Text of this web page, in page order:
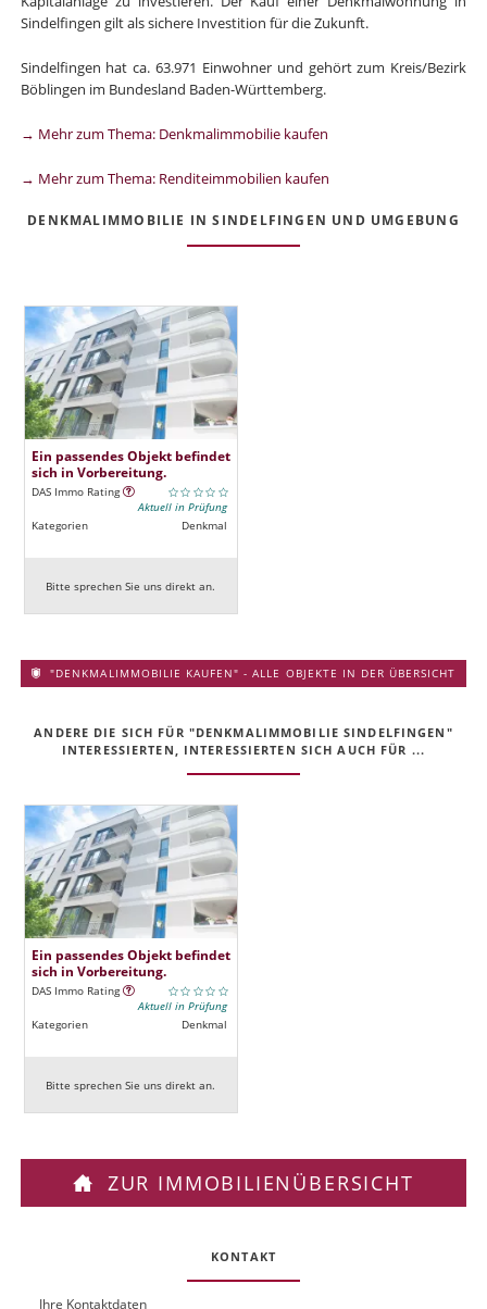
Sindelfingen gilt als sichere Investition für die Zukunft.
Sindelfingen hat ca. 63.971 Einwohner und gehört zum Kreis/Bezirk
Böblingen im Bundesland Baden-Württemberg.
→ Mehr zum Thema: Denkmalimmobilie kaufen
→ Mehr zum Thema: Renditeimmobilien kaufen
DENKMALIMMOBILIE IN SINDELFINGEN UND UMGEBUNG
Ein passendes Objekt befindet
sich in Vorbereitung.
DAS Immo Rating
Aktuell in Prüfung
Kategorien
Denkmal
Bitte sprechen Sie uns direkt an.
"DENKMALIMMOBILIE KAUFEN" - ALLE OBJEKTE IN DER ÜBERSICHT
ANDERE DIE SICH FÜR "DENKMALIMMOBILIE SINDELFINGEN"
INTERESSIERTEN, INTERESSIERTEN SICH AUCH FÜR ...
Ein passendes Objekt befindet
sich in Vorbereitung.
DAS Immo Rating
Aktuell in Prüfung
Kategorien
Denkmal
Bitte sprechen Sie uns direkt an.
ZUR IMMOBILIENÜBERSICHT
KONTAKT
Ihre Kontaktdaten